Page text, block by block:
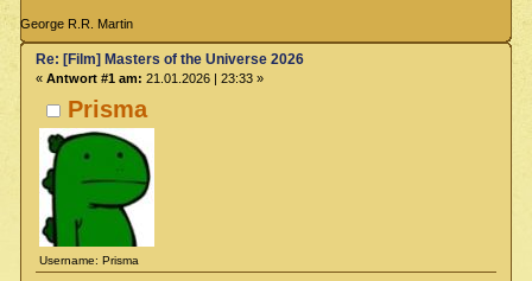
George R.R. Martin
Prisma
Username: Prisma
Re: [Film] Masters of the Universe 2026
« Antwort #1 am: 21.01.2026 | 23:33 »